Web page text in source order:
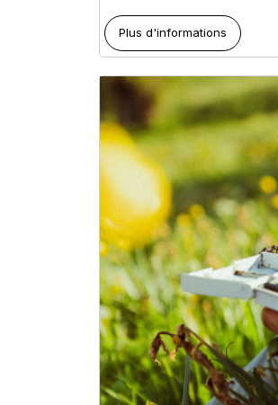
Plus d'informations